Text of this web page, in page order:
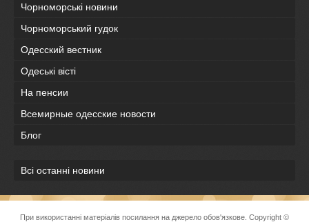
Чорноморські новини
Чорноморський гудок
Одесский вестник
Одеськi вiстi
На пенсии
Всемирные одесские новости
Блог
Всі останні новини
При використанні матеріалів посилання на джерело обов'язкове. Copyright ©